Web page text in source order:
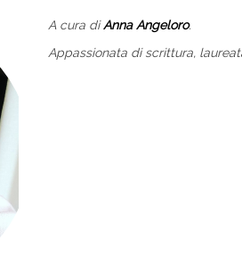
A cura diAnna Angeloro.
Appassionata di scrittura,